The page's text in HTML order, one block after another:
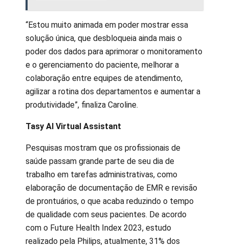
“Estou muito animada em poder mostrar essa
solução única, que desbloqueia ainda mais o
poder dos dados para aprimorar o monitoramento
e o gerenciamento do paciente, melhorar a
colaboração entre equipes de atendimento,
agilizar a rotina dos departamentos e aumentar a
produtividade”, finaliza Caroline.
Tasy AI Virtual Assistant
Pesquisas mostram que os profissionais de
saúde passam grande parte de seu dia de
trabalho em tarefas administrativas, como
elaboração de documentação de EMR e revisão
de prontuários, o que acaba reduzindo o tempo
de qualidade com seus pacientes. De acordo
com o Future Health Index 2023, estudo
realizado pela Philips, atualmente, 31% dos